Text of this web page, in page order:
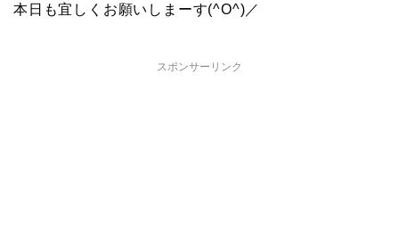
本日も宜しくお願いしまーす(^O^)／
スポンサーリンク